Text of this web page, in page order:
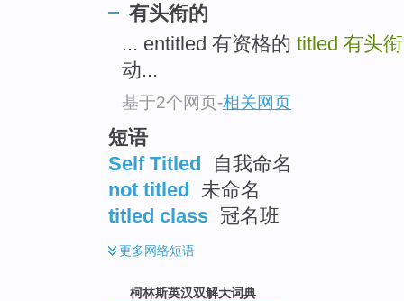
有头衔的
... entitled 有资格的 titled 有头
动...
基于2个网页-相关网页
短语
Self Titled
自我命名
not titled 未命名
titled class 冠名班
更多网络短语
柯林斯英汉双解大词典